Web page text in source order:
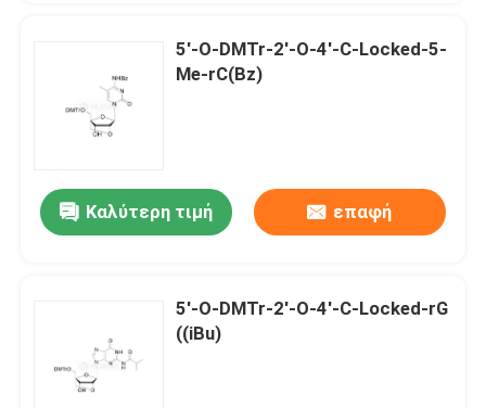
5'-O-DMTr-2'-O-4'-C-Locked-5-
Me-rC(Bz)
Καλύτερη τιμή επαφή
5'-O-DMTr-2'-O-4'-C-Locked-rG
((iBu)